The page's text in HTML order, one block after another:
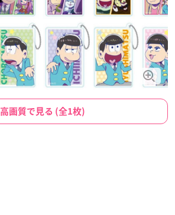
高画質で見る (全1枚)